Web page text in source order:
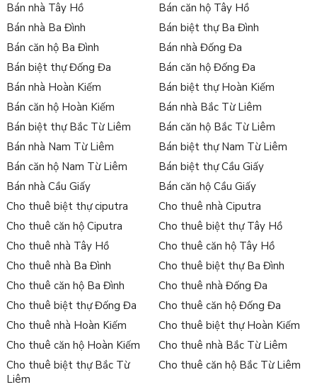
với năng lực và sự cố gắng của mình sẽ mang đến "giá trị
thực" cho khách hàng, đối tác và toàn bộ nhân viên trong hệ
thống Tân Long Land.
Danh sách tin mua bán căn hộ tại
Quang Trung Hà Nội :
Bán nhà Tây Hồ
Bán căn hộ Tây Hồ
Bán nhà Ba Đình
Bán biệt thự Ba Đình
Bán căn hộ Ba Đình
Bán nhà Đống Đa
Bán biệt thự Đống Đa
Bán căn hộ Đống Đa
Bán nhà Hoàn Kiếm
Bán biệt thự Hoàn Kiếm
Bán căn hộ Hoàn Kiếm
Bán nhà Bắc Từ Liêm
Bán biệt thự Bắc Từ Liêm
Bán căn hộ Bắc Từ Liêm
Bán nhà Nam Từ Liêm
Bán biệt thự Nam Từ Liêm
Bán căn hộ Nam Từ Liêm
Bán biệt thự Cầu Giấy
Bán nhà Cầu Giấy
Bán căn hộ Cầu Giấy
Cho thuê biệt thự ciputra
Cho thuê nhà Ciputra
Cho thuê căn hộ Ciputra
Cho thuê biệt thự Tây Hồ
Cho thuê nhà Tây Hồ
Cho thuê căn hộ Tây Hồ
Cho thuê nhà Ba Đình
Cho thuê biệt thự Ba Đình
Cho thuê căn hộ Ba Đình
Cho thuê nhà Đống Đa
Cho thuê biệt thự Đống Đa
Cho thuê căn hộ Đống Đa
Cho thuê nhà Hoàn Kiếm
Cho thuê biệt thự Hoàn Kiếm
Cho thuê căn hộ Hoàn Kiếm
Cho thuê nhà Bắc Từ Liêm
Cho thuê biệt thự Bắc Từ
Liêm
Cho thuê căn hộ Bắc Từ Liêm